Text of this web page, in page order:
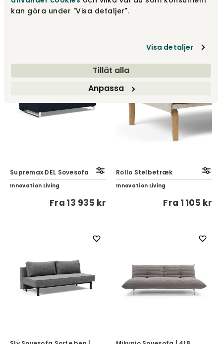
kan göra under "Visa detaljer".
Visa detaljer
Tillåt alla
Anpassa
Hovden Hovden
Supremax DEL Sovesofa
Innovation Living
Fra13 935 kr
Rollo Stelbetræk
Innovation Living
Fra 1 105 kr